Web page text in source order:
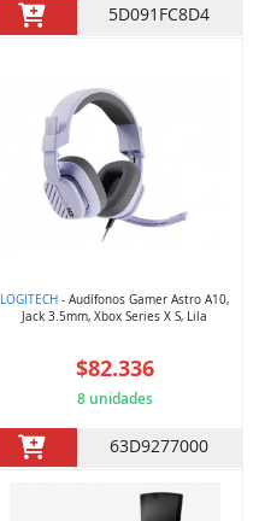
5D091FC8D4
LOGITECH - Audífonos Gamer Astro A10,
Jack 3.5mm, Xbox Series X S, Lila
$82.336
8 unidades
63D9277000